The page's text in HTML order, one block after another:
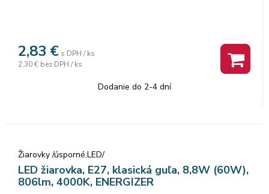
2,83 € s DPH / ks
2,30 € bez DPH / ks
Dodanie do 2-4 dní
Žiarovky /úsporné,LED/
LED žiarovka, E27, klasická guľa, 8,8W (60W),
806lm, 4000K, ENERGIZER